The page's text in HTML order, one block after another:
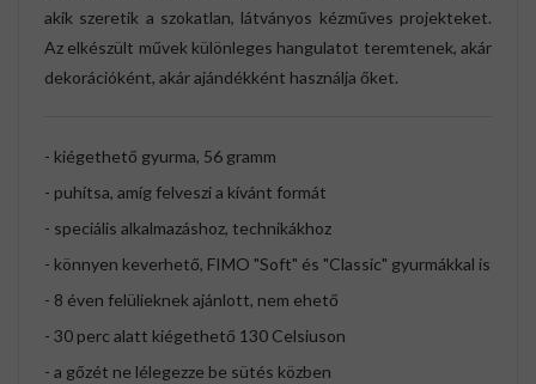
akik szeretik a szokatlan, látványos kézműves projekteket.
Az elkészült művek különleges hangulatot teremtenek, akár
dekorációként, akár ajándékként használja őket.
- kiégethető gyurma, 56 gramm
- puhítsa, amíg felveszi a kívánt formát
- speciális alkalmazáshoz, technikákhoz
- könnyen keverhető, FIMO "Soft" és "Classic" gyurmákkal is
- 8 éven felülieknek ajánlott, nem ehető
- 30 perc alatt kiégethető 130 Celsiuson
- a gőzét ne lélegezze be sütés közben